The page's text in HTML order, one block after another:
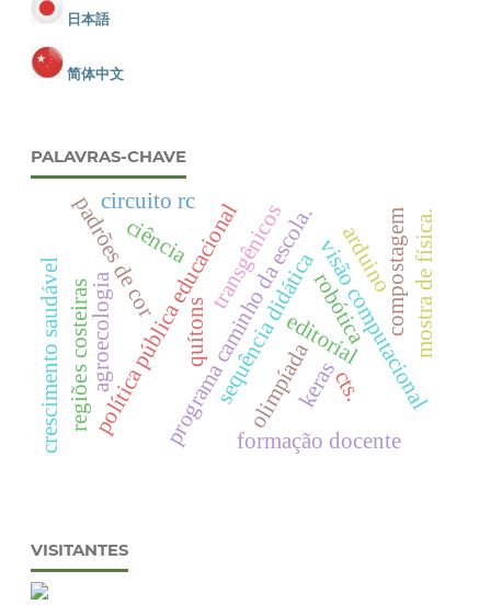
日本語
简体中文
PALAVRAS-CHAVE
editorial
olimpíada
política pública educacional
programa caminho da escola.
padrões de cor
quítons
regiões costeiras robótica
visão computacional
keras
crescimento saudável mostra de física.
formação docente
sequência didática
transgênicos
cts.
agroecologia compostagem
ciência arduino
circuito rc
VISITANTES